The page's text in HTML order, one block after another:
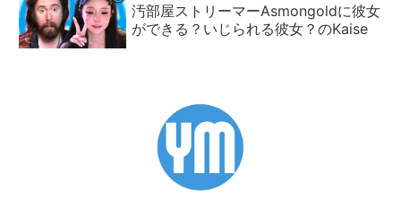
汚部屋ストリーマーAsmongoldに彼女
ができる？いじられる彼女？のKaise